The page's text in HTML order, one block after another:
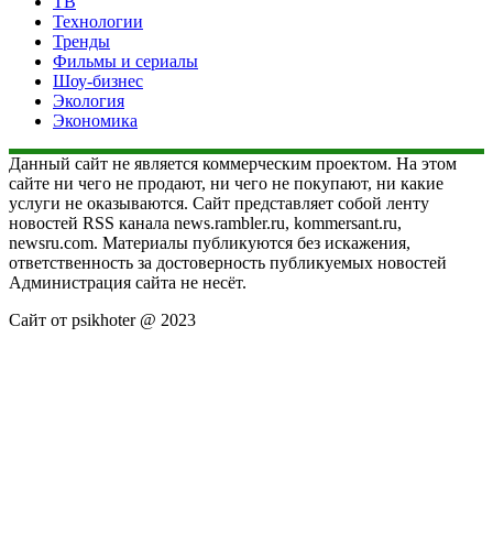
Технологии
Тренды
Фильмы и сериалы
Шоу-бизнес
Экология
Экономика
Данный сайт не является коммерческим проектом. На этом
сайте ни чего не продают, ни чего не покупают, ни какие
услуги не оказываются. Сайт представляет собой ленту
новостей RSS канала news.rambler.ru, kommersant.ru,
newsru.com. Материалы публикуются без искажения,
ответственность за достоверность публикуемых новостей
Администрация сайта не несёт.
Сайт от psikhoter @ 2023